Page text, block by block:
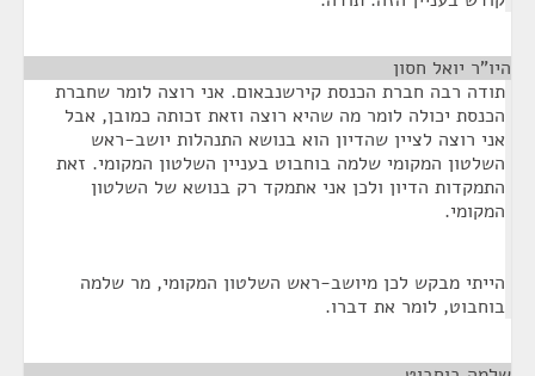
היו"ר יואל חסון
תודה רבה חברת הכנסת קירשנבאום. אני רוצה לומר שחברת
הכנסת יכולה לומר מה שהיא רוצה וזאת זכותה כמובן, אבל
אני רוצה לציין שהדיון הוא בנושא התנהלות יושב-ראש
השלטון המקומי שלמה בוחבוט בעניין השלטון המקומי. זאת
התמקדות הדיון ולכן אני אתמקד רק בנושא של השלטון
המקומי.
הייתי מבקש לכן מיושב-ראש השלטון המקומי, מר שלמה
בוחבוט, לומר את דברו.